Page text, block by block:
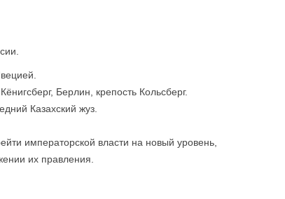
Берлин, крепость Кольсберг.
Казахский жуз.
императорской власти на новый уровень,
их правления.